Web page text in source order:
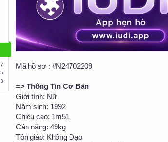
Mã hồ sơ : #N24702209
=> Thông Tin Cơ Bản
Giới tính: Nữ
Năm sinh: 1992
Chiều cao: 1m51
Cân nặng: 49kg
Tôn giáo: Không Đạo